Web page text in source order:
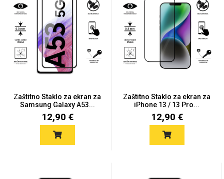
Zaštitno Staklo za ekran za
Samsung Galaxy A53...
12,90 €
Zaštitno Staklo za ekran za
iPhone 13 / 13 Pro...
12,90 €
Sleng Feel Good
Univerzalne futrole i
maskice
Preklopne maskice